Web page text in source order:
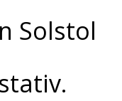
Solstol